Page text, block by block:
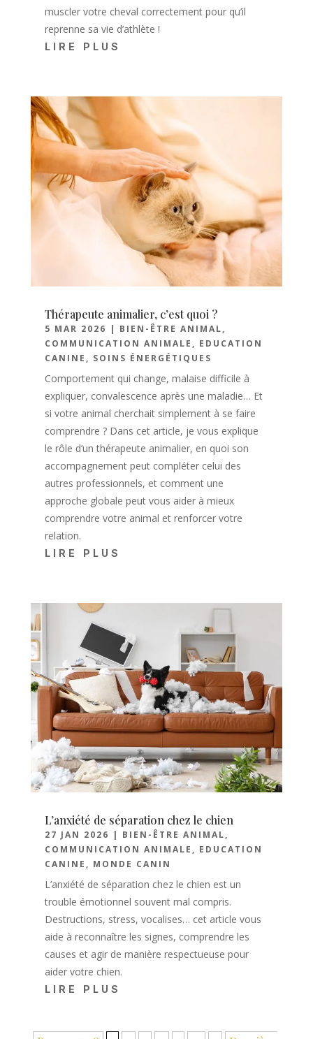
muscler votre cheval correctement pour qu’il
reprenne sa vie d’athlète !
LIRE PLUS
Thérapeute animalier, c’est quoi ?
5 MAR 2026 | BIEN-ÊTRE ANIMAL,
COMMUNICATION ANIMALE , EDUCATION
CANINE , SOINS ÉNERGÉTIQUES
Comportement qui change, malaise difficile à
expliquer, convalescence après une maladie… Et
si votre animal cherchait simplement à se faire
comprendre ? Dans cet article, je vous explique
le rôle d’un thérapeute animalier, en quoi son
accompagnement peut compléter celui des
autres professionnels, et comment une
approche globale peut vous aider à mieux
comprendre votre animal et renforcer votre
relation.
LIRE PLUS
L’anxiété de séparation chez le chien
27 JAN 2026 | BIEN-ÊTRE ANIMAL,
COMMUNICATION ANIMALE , EDUCATION
CANINE , MONDE CANIN
L’anxiété de séparation chez le chien est un
trouble émotionnel souvent mal compris.
Destructions, stress, vocalises… cet article vous
aide à reconnaître les signes, comprendre les
causes et agir de manière respectueuse pour
aider votre chien.
LIRE PLUS